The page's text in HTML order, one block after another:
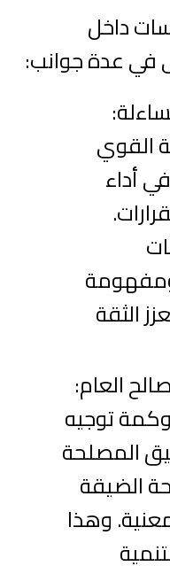
داخل
في عدة جوانب:
القوي
أداء
الثقة
العام:
توجيه
المصلحة
الضيقة
وهذا